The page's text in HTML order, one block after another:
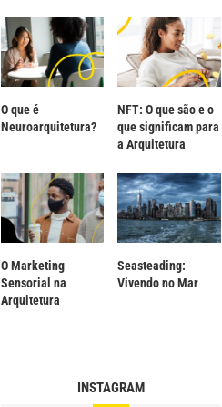
O que é
Neuroarquitetura?
NFT: O que são e o
que significam para
a Arquitetura
O Marketing
Sensorial na
Arquitetura
Seasteading:
Vivendo no Mar
INSTAGRAM